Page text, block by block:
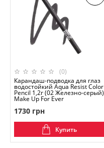
(0)
Карандаш-подводка для глаз
водостойкий Aqua Resist Color
Pencil 1,2г (02 Железно-серый)
Make Up For Ever
1730 грн
Купить